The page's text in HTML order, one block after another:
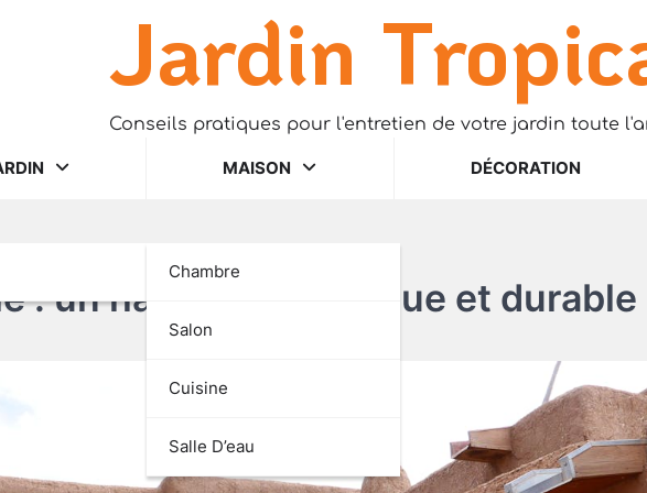
Jardin
Conseils pratiques pour l'entretien de votre jardin toute
MAISON
Chambre
Salon
Cuisine
Salle D’eau
DÉCORATION
: un habitat écologique et durable